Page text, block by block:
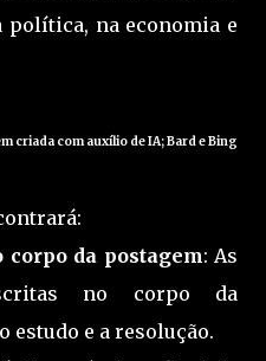
na economia e
criada com auxílio de IA; Bard e Bing
corpo da postagem: As
no corpo da
estudo e a resolução.